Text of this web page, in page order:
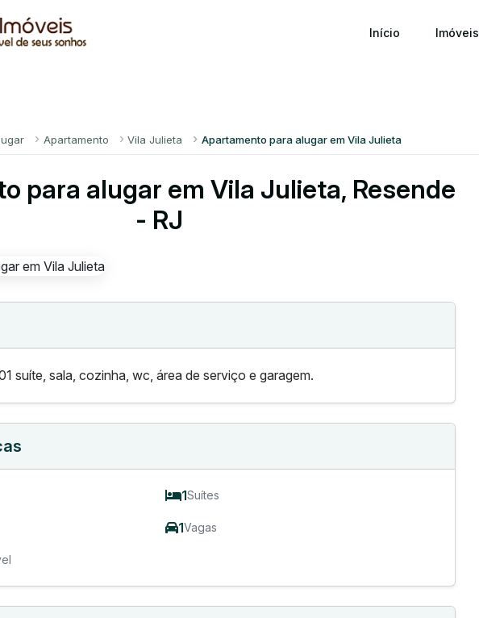
Início Imóveis
Apartamento Vila Julieta Apartamento para alugar em Vila Julieta
para alugar em Vila Julieta, Resende
- RJ
suíte, sala, cozinha, wc, área de serviço e garagem.
1Suítes
1Vagas